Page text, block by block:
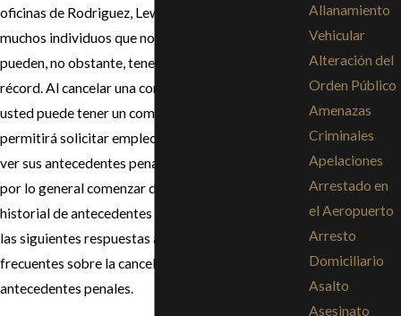
oficinas de Rodriguez, Lewis & Khan entienden que
muchos individuos que no son criminales de carrera
pueden, no obstante, tener una mancha en su
récord. Al cancelar una condena penal por un delito,
usted puede tener un comienzo nuevo que le
permitirá solicitar empleos en los que se requieren
ver sus antecedentes penales, solicitar crédito y
por lo general comenzar de nuevo sin tener un
historial de antecedentes penales. Por favor, vea
las siguientes respuestas a las preguntas más
frecuentes sobre la cancelación de los
antecedentes penales.
Allanamiento
Vehicular
Alteración del
Orden Público
Amenazas
Criminales
Apelaciones
Arrestado en
el Aeropuerto
Arresto
Domiciliario
Asalto
Asesinato